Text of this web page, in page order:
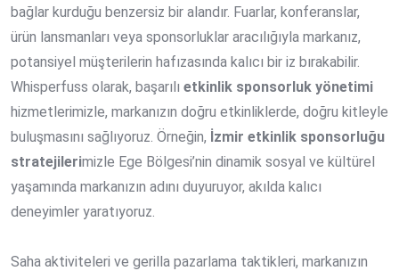
bağlar kurduğu benzersiz bir alandır. Fuarlar, konferanslar,
ürün lansmanları veya sponsorluklar aracılığıyla markanız,
potansiyel müşterilerin hafızasında kalıcı bir iz bırakabilir.
Whisperfuss olarak, başarılı etkinlik sponsorluk yönetimi
hizmetlerimizle, markanızın doğru etkinliklerde, doğru kitleyle
buluşmasını sağlıyoruz. Örneğin, İzmir etkinlik sponsorluğu
stratejilerimizle Ege Bölgesi’nin dinamik sosyal ve kültürel
yaşamında markanızın adını duyuruyor, akılda kalıcı
deneyimler yaratıyoruz.
Saha aktiviteleri ve gerilla pazarlama taktikleri, markanızın